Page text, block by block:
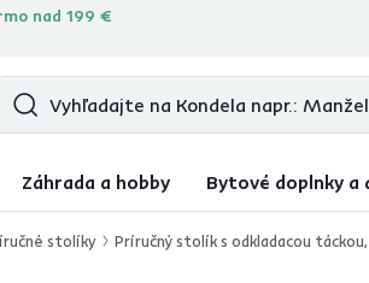
nad 199 €
overených produktových recenzií
Záhrada a hobby Bytové doplnky a
stolíky Príručný stolík s odkladacou táckou,